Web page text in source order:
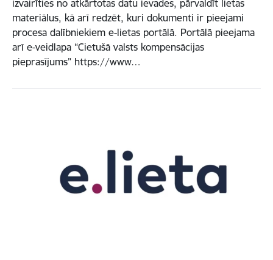
izvairīties no atkārtotas datu ievades, pārvaldīt lietas
materiālus, kā arī redzēt, kuri dokumenti ir pieejami
procesa dalībniekiem e-lietas portālā. Portālā pieejama
arī e-veidlapa “Cietušā valsts kompensācijas
pieprasījums” https://www…